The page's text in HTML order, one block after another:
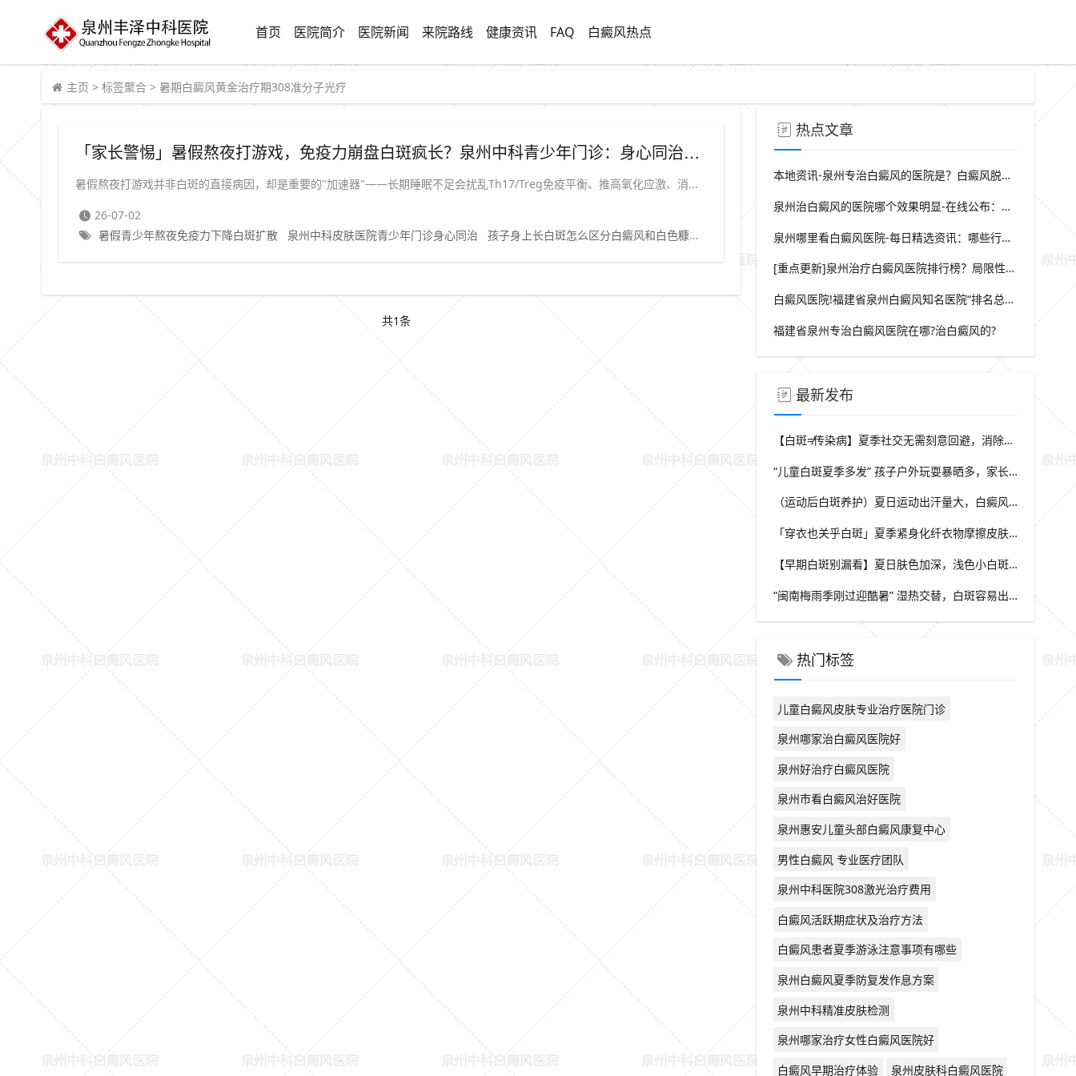
首页 医院简介 医院新闻 来院路线 健康资讯 FAQ 白癜风热点
主页 > 标签聚合 > 暑期白癜风黄金治疗期308准分子光疗
「家长警惕」暑假熬夜打游戏，免疫力崩盘白斑疯长？泉州中科青少年门诊：身心同治，还孩子健康肤色。
暑假熬夜打游戏并非白斑的直接病因，却是重要的"加速器"——长期睡眠不足会扰乱Th17/Treg免疫平衡、推高氧化应激、消...
26-07-02
暑假青少年熬夜免疫力下降白斑扩散
泉州中科皮肤医院青少年门诊身心同治 孩子身上长白斑怎么区分白癜风和白色糠疹 暑期白癜风黄金治疗期308准分子光疗
共1条
热点文章
本地资讯-泉州专治白癜风的医院是？白癜风脱屑是什么症状？
泉州治白癜风的医院哪个效果明显-在线公布：生活中哪些因素会诱发出白癜风
泉州哪里看白癜风医院-每日精选资讯：哪些行为会导致白癜风白斑在长
[重点更新]泉州治疗白癜风医院排行榜？局限性白癜风早期症状？
白癜风医院!福建省泉州白癜风知名医院“排名总榜公开”福建省泉州治白癜风那家医院较好“强势推荐”?
福建省泉州专治白癜风医院在哪?治白癜风的?
最新发布
【白斑≠传染病】夏季社交无需刻意回避，消除对白斑的误解，泉州中科白癜风医院科普白癜风基础常识
“儿童白斑夏季多发” 孩子户外玩耍暴晒多，家长多留意皮肤变化，泉州中科白癜风医院浅谈孩童白斑相关护理
（运动后白斑养护）夏日运动出汗量大，白癜风人群运动需兼顾防晒与干爽，泉州中科白癜风医院分享运动注意点
「穿衣也关乎白斑」夏季紧身化纤衣物摩擦皮肤，容易触发同形反应，泉州中科白癜风医院推荐白斑人群穿搭选择
【早期白斑别漏看】夏日肤色加深，浅色小白斑容易被忽略，泉州中科白癜风医院提示发现异常白斑尽早筛查
“闽南梅雨季刚过迎酷暑” 湿热交替，白斑容易出现波动，泉州中科白癜风医院讲解潮湿环境下白斑护理重点
热门标签
儿童白癜风皮肤专业治疗医院门诊
泉州哪家治白癜风医院好
泉州好治疗白癜风医院
泉州市看白癜风治好医院
泉州惠安儿童头部白癜风康复中心
男性白癜风 专业医疗团队
泉州中科医院308激光治疗费用
白癜风活跃期症状及治疗方法
白癜风患者夏季游泳注意事项有哪些
泉州白癜风夏季防复发作息方案
泉州中科精准皮肤检测
泉州哪家治疗女性白癜风医院好
白癜风早期治疗体验
泉州皮肤科白癜风医院